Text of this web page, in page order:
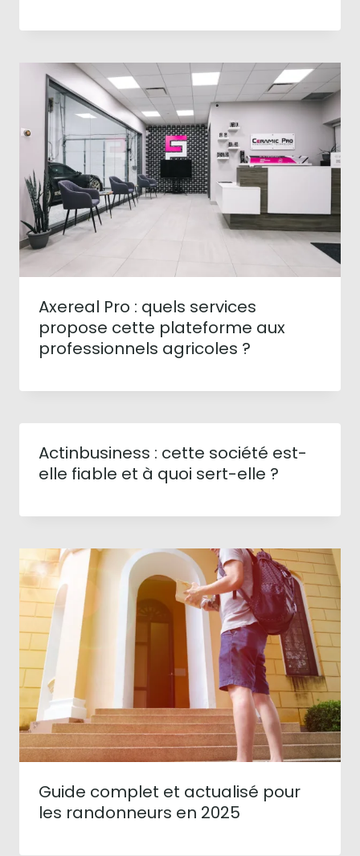
Axereal Pro : quels services
propose cette plateforme aux
professionnels agricoles ?
Actinbusiness : cette société est-
elle fiable et à quoi sert-elle ?
Guide complet et actualisé pour
les randonneurs en 2025